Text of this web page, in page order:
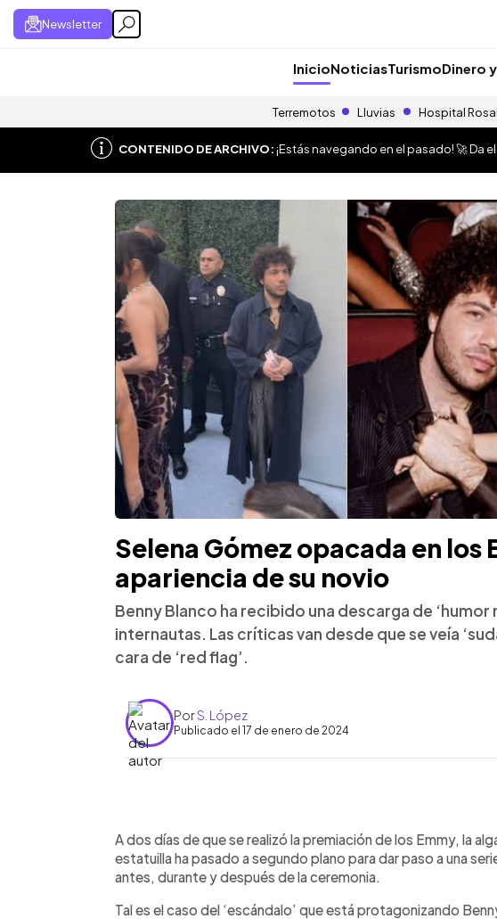
Newsletter
InicioNoticiasTurismoDinero
Terremotos Lluvias Hospital
CONTENIDO DE ARCHIVO:¡Estás navegando en el pasado! 🚀 Da
Selena Gómez opacada en los
apariencia de su novio
Benny Blanco ha recibido una descarga de
internautas. Las críticas van desde que se veía
cara de ‘red flag’.
PorS. López
Publicado el 17 de enero de 2024
Escuchar artículo
A dos días de que se realizó la premiación de los Emmy, la
estatuilla ha pasado a segundo plano para dar paso a una
antes, durante y después de la ceremonia.
Tal es el caso del ‘escándalo’ que está protagonizando